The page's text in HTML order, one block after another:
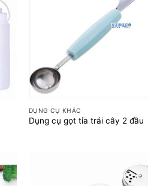
DỤNG CỤ KHÁC
Dụng cụ gọt tỉa trái cây 2 đầu